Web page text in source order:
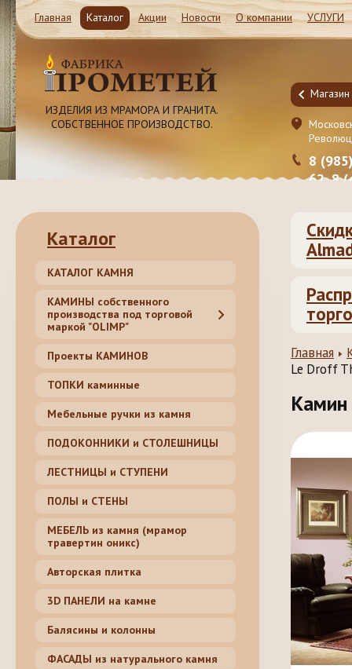
Главная Каталог Акции Новости О компании УСЛУГИ
ИЗДЕЛИЯ ИЗ МРАМОРА И ГРАНИТА.
СОБСТВЕННОЕ ПРОИЗВОДСТВО.
Магазин и Производство
Московская обл. Ленинский район, Молоково ул.
Революционная 41c1
8 (985) 999-98-39, 8 (495) 181-50-
62, 8 (499) 317-74-44 (55)
8
62, 8
Главная
Le Droff
Каталог
КАТАЛОГ КАМНЯ
КАМИНЫ собственного
производства под торговой
маркой "OLIMP"
Проекты КАМИНОВ
ТОПКИ каминные
Мебельные ручки из камня
ПОДОКОННИКИ и СТОЛЕШНИЦЫ
ЛЕСТНИЦЫ и СТУПЕНИ
ПОЛЫ и СТЕНЫ
МЕБЕЛЬ из камня (мрамор
травертин оникс)
Авторская плитка
3D ПАНЕЛИ на камне
Балясины и колонны
ФАСАДЫ из натурального камня